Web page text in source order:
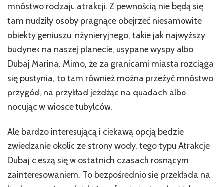
czy
opłaca
się
taki
wynająć
mnóstwo rodzaju atrakcji. Z pewnością nie będą się
tam nudziły osoby pragnące obejrzeć niesamowite
obiekty geniuszu inżynieryjnego, takie jak najwyższy
budynek na naszej planecie, usypane wyspy albo
Dubaj Marina. Mimo, że za granicami miasta rozciąga
się pustynia, to tam również można przeżyć mnóstwo
przygód, na przykład jeżdżąc na quadach albo
nocując w wiosce tubylców.
Ale bardzo interesującą i ciekawą opcją będzie
zwiedzanie okolic ze strony wody, tego typu Atrakcje
Dubaj cieszą się w ostatnich czasach rosnącym
zainteresowaniem. To bezpośrednio się przekłada na